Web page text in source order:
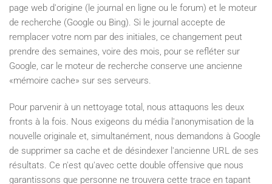
page web d'origine (le journal en ligne ou le forum) et le moteur
de recherche (Google ou Bing). Si le journal accepte de
remplacer votre nom par des initiales, ce changement peut
prendre des semaines, voire des mois, pour se refléter sur
Google, car le moteur de recherche conserve une ancienne
«mémoire cache» sur ses serveurs.
Pour parvenir à un nettoyage total, nous attaquons les deux
fronts à la fois. Nous exigeons du média l'anonymisation de la
nouvelle originale et, simultanément, nous demandons à Google
de supprimer sa cache et de désindexer l'ancienne URL de ses
résultats. Ce n'est qu'avec cette double offensive que nous
garantissons que personne ne trouvera cette trace en tapant